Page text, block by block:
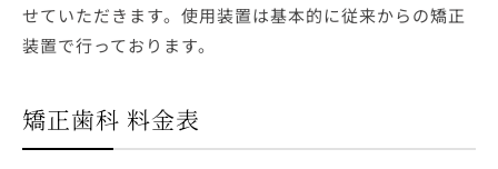
せていただきます。使用装置は基本的に従来からの矯正
装置で行っております。
矯正歯科 料金表